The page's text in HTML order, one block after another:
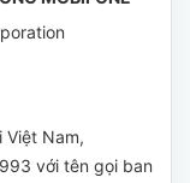
Việt Nam,
với tên gọi ban